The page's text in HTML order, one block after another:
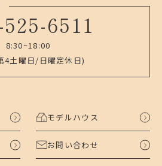
6511
8:30~18:00
4土曜日/日曜定休日)
モデルハウス
お問い合わせ